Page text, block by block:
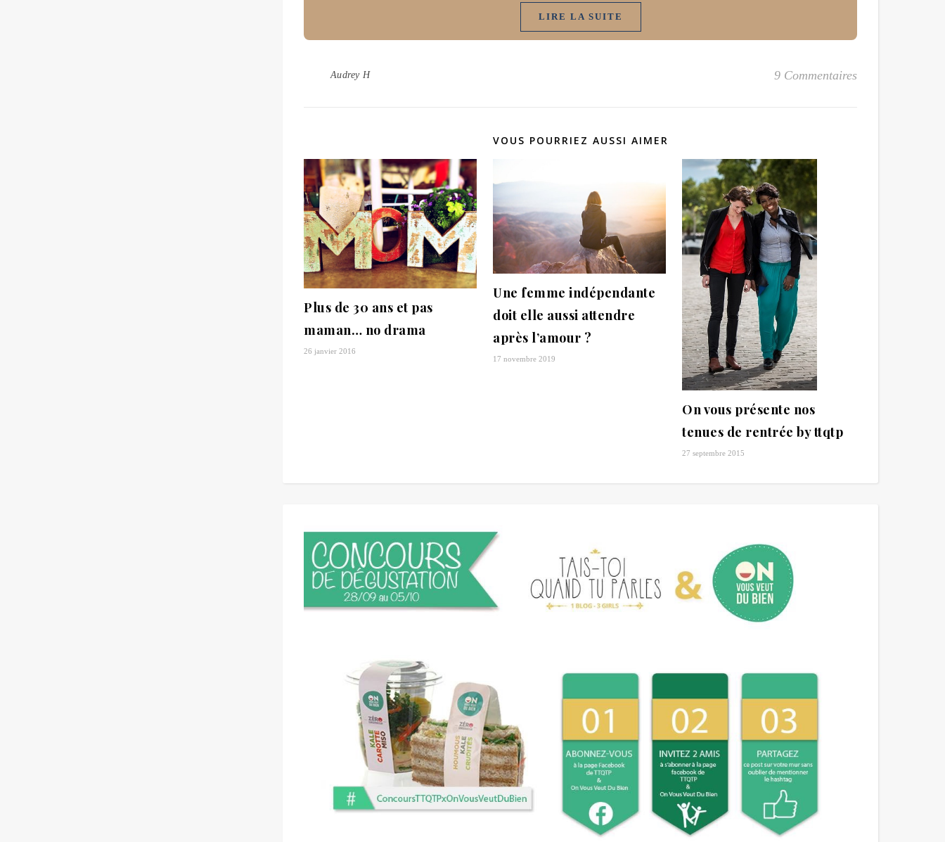
LIRE LA SUITE
Audrey H 9 Commentaires
VOUS POURRIEZ AUSSI AIMER
Plus de 30 ans et pas
maman… no drama
26 janvier 2016
Une femme indépendante
doit elle aussi attendre
après l’amour ?
17 novembre 2019
On vous présente nos
tenues de rentrée by ttqtp
27 septembre 2015